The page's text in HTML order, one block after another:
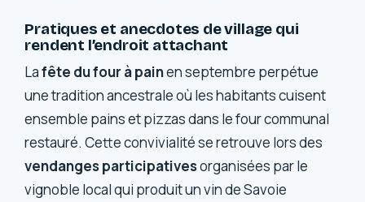
Pratiques et anecdotes de village qui
rendent l’endroit attachant
Lafête du four à painen septembre perpétue
une tradition ancestrale où les habitants cuisent
ensemble pains et pizzas dans le four communal
restauré. Cette convivialité se retrouve lors des
vendanges participativesorganisées par le
vignoble local qui produit un vin de Savoie